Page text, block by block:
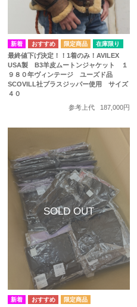
在庫限り
最終値下げ決定！！1着のみ！AVILEX
USA製 B3羊皮ムートンジャケット １
９８０年ヴィンテージ ユーズド品
SCOVILL社ブラスジッパー使用 サイズ
４０
参考上代
187,000円